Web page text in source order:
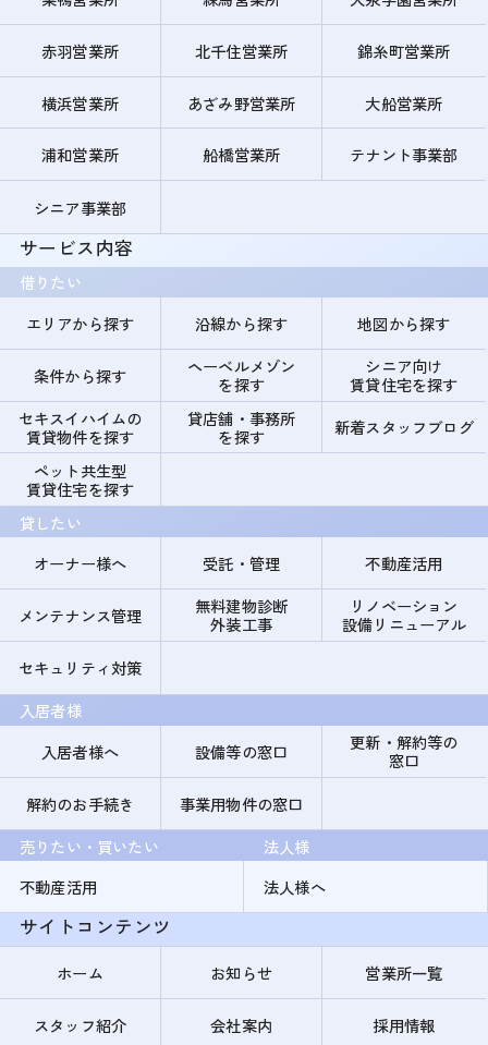
赤羽営業所 北千住営業所 錦糸町営業所
横浜営業所 あざみ野営業所 大船営業所
浦和営業所 船橋営業所 テナント事業部
シニア事業部
サービス内容
借りたい
エリアから探す
沿線から探す 地図から探す
条件から探す
ヘーベルメゾン
を探す
シニア向け
賃貸住宅を探す
セキスイハイムの
賃貸物件を探す
貸店舗・事務所
を探す
新着スタッフブログ
ペット共生型
賃貸住宅を探す
貸したい
オーナー様へ
受託・管理 不動産活用
メンテナンス管理
無料建物診断
外装工事
リノベーション
設備リニューアル
セキュリティ対策
入居者様
入居者様へ
設備等の窓口
更新・解約等の
窓口
解約のお手続き
事業用物件の窓口
売りたい・買いたい
不動産活用
法人様
法人様へ
サイトコンテンツ
ホーム お知らせ 営業所一覧
スタッフ紹介 会社案内 採用情報